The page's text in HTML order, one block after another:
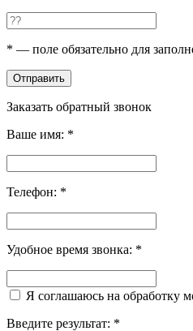
* — поле обязательно для
Отправить
Заказать обратный звонок
Ваше имя: *
Телефон: *
Удобное время звонка: *
Я соглашаюсь на обработку
Введите результат: *